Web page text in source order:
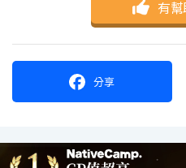
有
分享